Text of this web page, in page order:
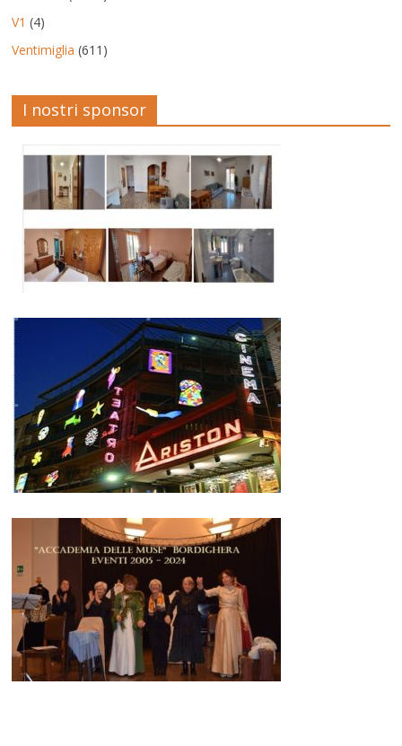
V1 (4)
Ventimiglia (611)
I nostri sponsor